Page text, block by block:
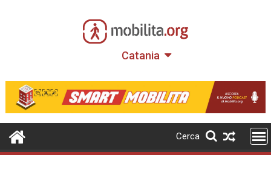
Catania
Cerca